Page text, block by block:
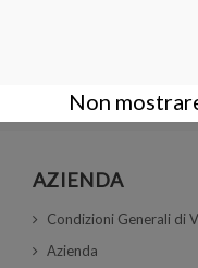
AZIENDA
Condizioni Generali di
Azienda
Non